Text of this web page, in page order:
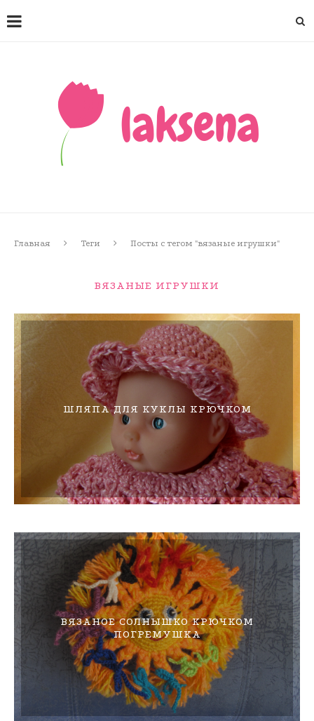
Главная Теги Посты с тегом "вязаные игрушки"
ВЯЗАНЫЕ ИГРУШКИ
ШЛЯПА ДЛЯ КУКЛЫ КРЮЧКОМ
ВЯЗАНОЕ СОЛНЫШКО КРЮЧКОМ
ПОГРЕМУШКА